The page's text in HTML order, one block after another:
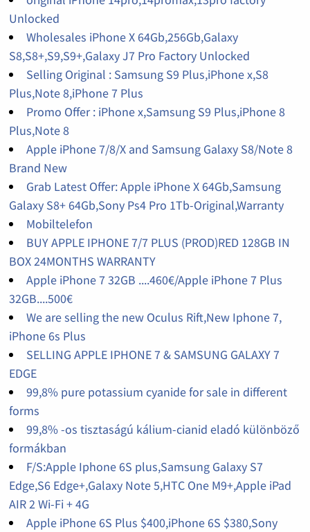
Unlocked
Wholesales iPhone X 64Gb,256Gb,Galaxy
S8,S8+,S9,S9+,Galaxy J7 Pro Factory Unlocked
Selling Original : Samsung S9 Plus,iPhone x,S8
Plus,Note 8,iPhone 7 Plus
Promo Offer : iPhone x,Samsung S9 Plus,iPhone 8
Plus,Note 8
Apple iPhone 7/8/X and Samsung Galaxy S8/Note 8
Brand New
Grab Latest Offer: Apple iPhone X 64Gb,Samsung
Galaxy S8+ 64Gb,Sony Ps4 Pro 1Tb-Original,Warranty
Mobiltelefon
BUY APPLE IPHONE 7/7 PLUS (PROD)RED 128GB IN
BOX 24MONTHS WARRANTY
Apple iPhone 7 32GB ....460€/Apple iPhone 7 Plus
32GB....500€
We are selling the new Oculus Rift,New Iphone 7,
iPhone 6s Plus
SELLING APPLE IPHONE 7 & SAMSUNG GALAXY 7
EDGE
99,8% pure potassium cyanide for sale in different
forms
99,8% -os tisztaságú kálium-cianid eladó különböző
formákban
F/S:Apple Iphone 6S plus,Samsung Galaxy S7
Edge,S6 Edge+,Galaxy Note 5,HTC One M9+,Apple iPad
AIR 2 Wi-Fi + 4G
Apple iPhone 6S Plus $400,iPhone 6S $380,Sony